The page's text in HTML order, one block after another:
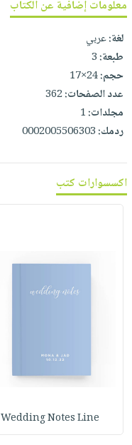
تواصل
معنا
معلومات إضافية عن الكتاب
لغة:عربي
طبعة:3
حجم:24×17
عدد الصفحات:362
مجلدات:1
ردمك:0002005506303
اكسسوارات كتب
Wedding Notes Line